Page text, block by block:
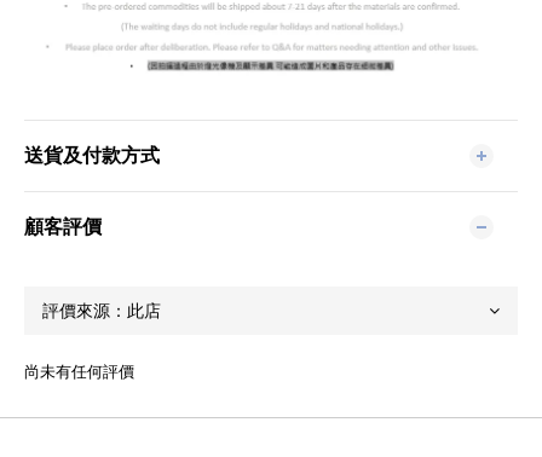
送貨及付款方式
顧客評價
尚未有任何評價